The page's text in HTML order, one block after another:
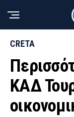
CRETA
ΚΑΔ